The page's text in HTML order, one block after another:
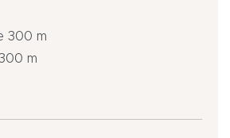
300 m
m